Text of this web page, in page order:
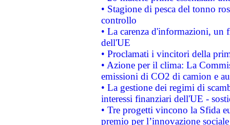
• Stagione di pesca del tonno
controllo
• La carenza d'informazioni, un
dell'UE
• Proclamati i vincitori della
• Azione per il clima: La
emissioni di CO2 di camion e
• La gestione dei regimi di
interessi finanziari dell'UE -
• Tre progetti vincono la Sfida
premio per l’innovazione sociale